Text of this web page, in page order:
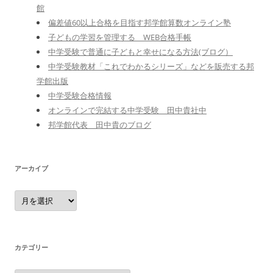
館
偏差値60以上合格を目指す邦学館算数オンライン塾
子どもの学習を管理する WEB合格手帳
中学受験で普通に子どもと幸せになる方法(ブログ）
中学受験教材「これでわかるシリーズ」などを販売する邦
学館出版
中学受験合格情報
オンラインで完結する中学受験 田中貴社中
邦学館代表 田中貴のブログ
アーカイブ
ア
ー
カ
カテゴリー